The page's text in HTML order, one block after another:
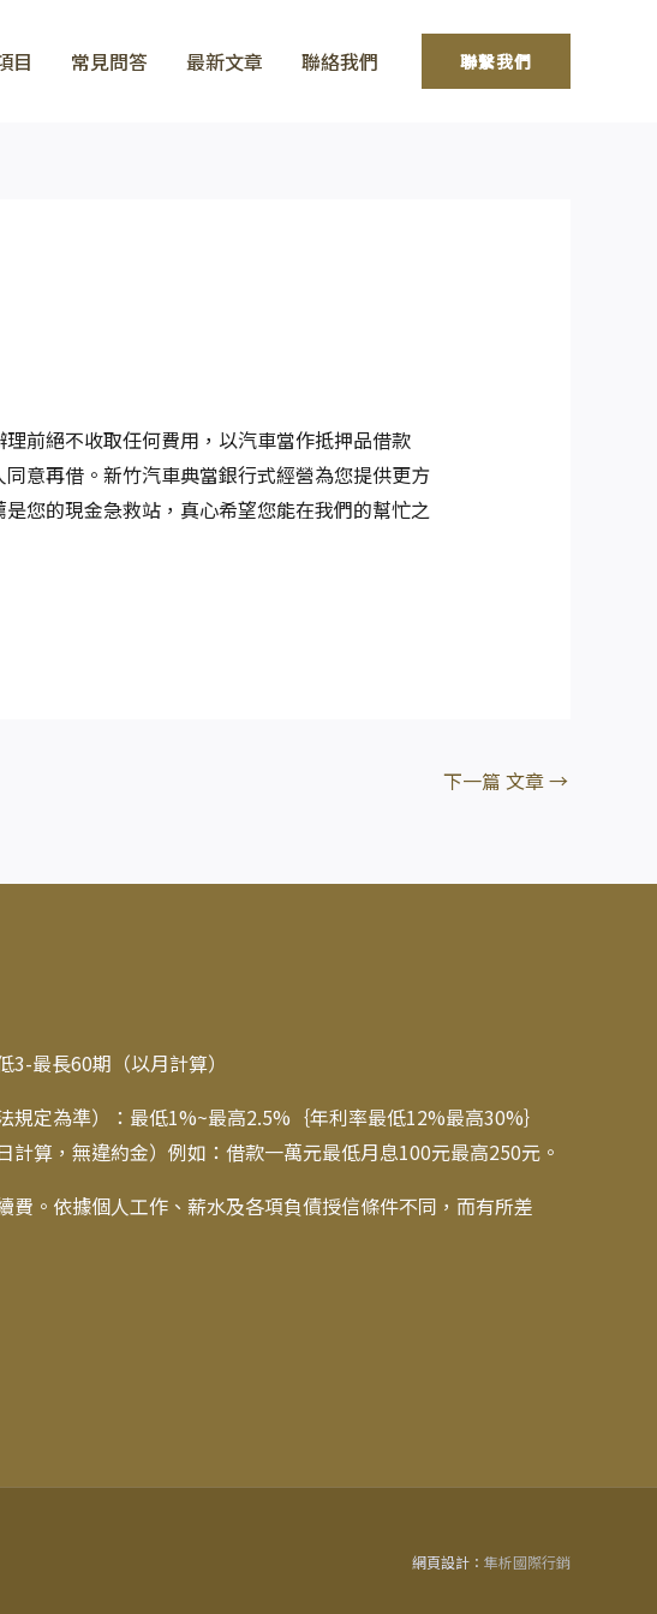
目 常見問答 最新文章 聯絡我們 聯繫我們
前絕不收取任何費用，以汽車當作抵押品借款
意再借。新竹汽車典當銀行式經營為您提供更方
您的現金急救站，真心希望您能在我們的幫忙之
下一篇 文章→
3-最長60期（以月計算）
規定為準）：最低1%~最高2.5%｛年利率最低12%最高30%｝
計算，無違約金）例如：借款一萬元最低月息100元最高250元。
費。依據個人工作、薪水及各項負債授信條件不同，而有所差
網頁設計： 隼析國際行銷